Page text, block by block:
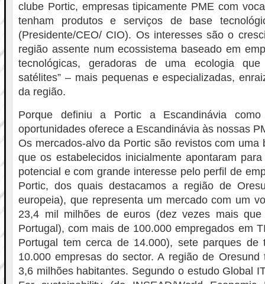
clube Portic, empresas tipicamente PME com
tenham produtos e serviços de base
(Presidente/CEO/ CIO). Os interesses são o
região assente num ecossistema baseado em
tecnológicas, geradoras de uma ecologia que
satélites” – mais pequenas e especializadas,
da região.
Porque definiu a Portic a Escandinávia como
oportunidades oferece a Escandinávia às nossas
Os mercados-alvo da Portic são revistos com uma
que os estabelecidos inicialmente apontaram
potencial e com grande interesse pelo perfil de
Portic, dos quais destacamos a região de
europeia), que representa um mercado com um
23,4 mil milhões de euros (dez vezes mais
Portugal), com mais de 100.000 empregados em
Portugal tem cerca de 14.000), sete parques de
10.000 empresas do sector. A região de
3,6 milhões habitantes. Segundo o estudo Global